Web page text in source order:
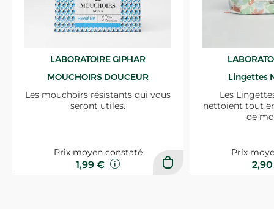
LABORATOIRE GIPHAR
MOUCHOIRS DOUCEUR
Les mouchoirs résistants qui vous
seront utiles.
Prix moyen constaté
1,99 €
Lingettes
Les
nettoient tout
de
Prix